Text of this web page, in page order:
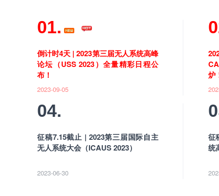
01.
倒计时4天 | 2023第三届无人系统高峰
论坛（USS 2023）全量精彩日程公
布！
2023-09-05
炉
04.
征稿7.15截止 | 2023第三届国际自主
无人系统大会（ICAUS 2023）
2023-06-30
征
统